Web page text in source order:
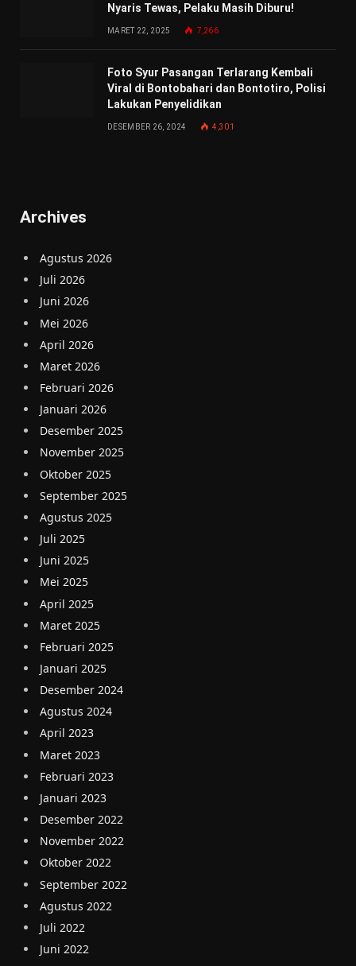
Nyaris Tewas, Pelaku Masih Diburu!
MARET 22, 2025 7,266
Foto Syur Pasangan Terlarang Kembali
Viral di Bontobahari dan Bontotiro, Polisi
Lakukan Penyelidikan
DESEMBER 26, 2024 4,301
Archives
Agustus 2026
Juli 2026
Juni 2026
Mei 2026
April 2026
Maret 2026
Februari 2026
Januari 2026
Desember 2025
November 2025
Oktober 2025
September 2025
Agustus 2025
Juli 2025
Juni 2025
Mei 2025
April 2025
Maret 2025
Februari 2025
Januari 2025
Desember 2024
Agustus 2024
April 2023
Maret 2023
Februari 2023
Januari 2023
Desember 2022
November 2022
Oktober 2022
September 2022
Agustus 2022
Juli 2022
Juni 2022